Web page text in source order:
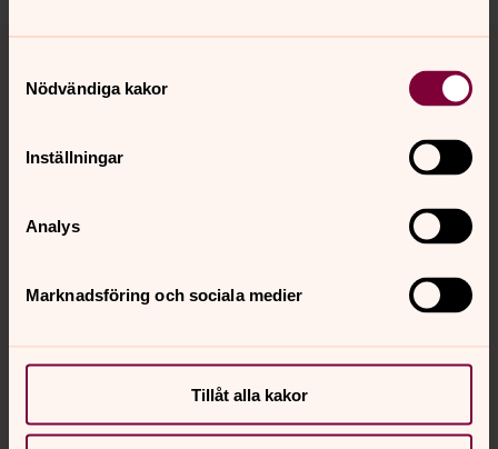
Nödvändiga kakor
Inställningar
Analys
Marknadsföring och sociala medier
Tillåt alla kakor
Tillbaka till toppen
Tillbaka till innehållet
Kontakt
Kalender
Hitta snabbt